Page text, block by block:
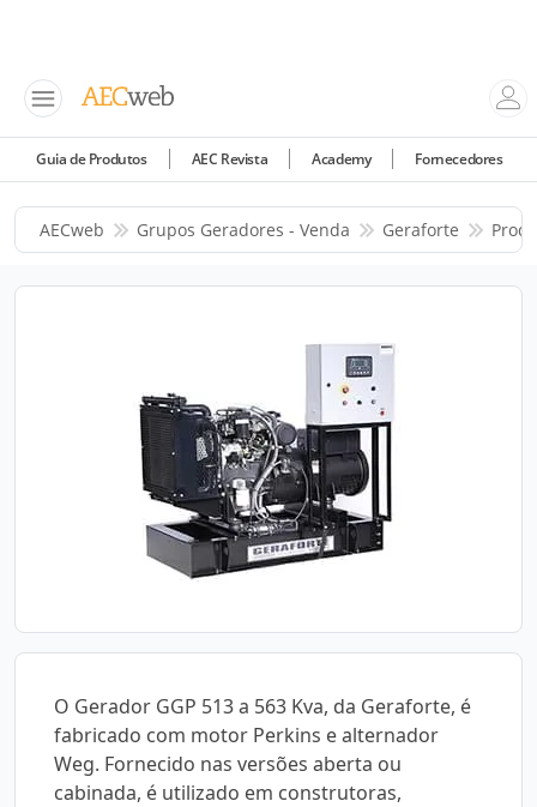
Guia de Produtos AEC Revista Academy Fornecedores
AECweb Grupos Geradores - Venda Geraforte
O Gerador GGP 513 a 563 Kva, da Geraforte, é
fabricado com motor Perkins e alternador
Weg. Fornecido nas versões aberta ou
cabinada, é utilizado em construtoras,